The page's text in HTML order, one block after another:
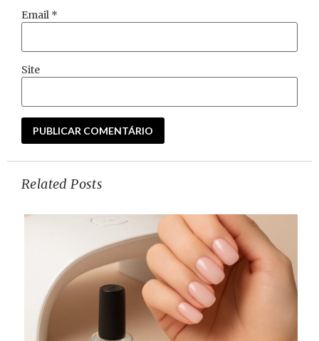
Email *
Site
Related Posts